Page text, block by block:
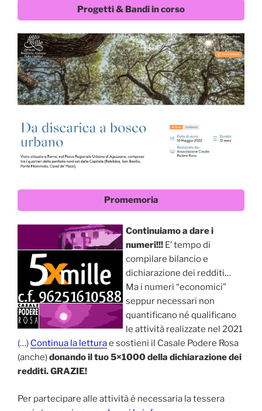
Progetti & Bandi in corso
Promemoria
Continuiamo a dare i
numeri!!! E’ tempo di
compilare bilancio e
dichiarazione dei redditi…
Ma i numeri “economici”
seppur necessari non
quantificano né qualificano
le attività realizzate nel 2021
(…) Continua la letturae sostieni il Casale Podere Rosa
(anche)donando il tuo 5×1000 della dichiarazione dei
redditi. GRAZIE!
Per partecipare alle attività è necessaria la tessera